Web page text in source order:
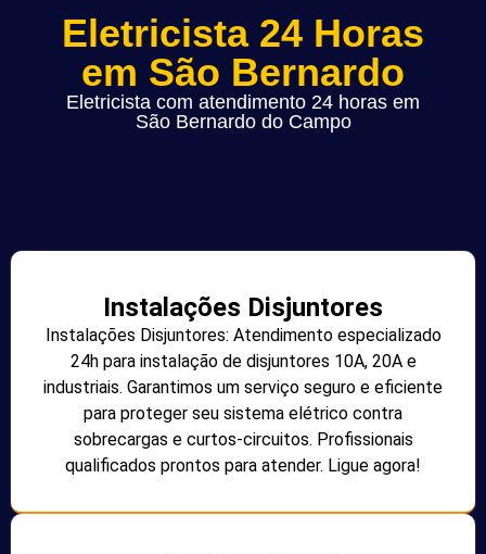
Eletricista 24 Horas
em São Bernardo
Eletricista com atendimento 24 horas em
São Bernardo do Campo
Instalações Disjuntores
Instalações Disjuntores: Atendimento especializado
24h para instalação de disjuntores 10A, 20A e
industriais. Garantimos um serviço seguro e eficiente
para proteger seu sistema elétrico contra
sobrecargas e curtos-circuitos. Profissionais
qualificados prontos para atender. Ligue agora!